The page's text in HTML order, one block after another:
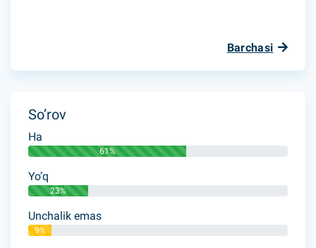
Barchasi
So’rov
Ha
61%
Yo’q
23%
Unchalik emas
9%